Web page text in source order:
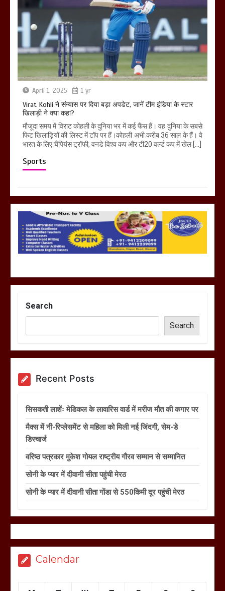
April 1, 2025 1 yr
Virat Kohli ने संन्यास पर दिया बड़ा अपडेट, जानें टीम इंडिया के स्टार
खिलाड़ी ने क्या कहा?
मौजूदा समय में विराट कोहली के दुनिया भर में कई फैंस हैं। वह दुनिया के सबसे
फिट खिलाड़ियों की लिस्ट में टॉप पर हैं।कोहली अभी करीब 36 साल के हैं। वे
भारत के लिए चैंपियंस ट्रॉफी, वनडे विश्व कप और टी20 वर्ल्ड कप में खेल […]
Sports
Search
Search
Recent Posts
सिसकती लाशेंः मेडिकल के लावारिस वार्ड में मरीज मौत की कगार पर
मैक्स में नी-रिप्लेसमेंट से महिला को मिली नई जिंदगी, सेम-डे
डिस्चार्ज
वरिष्ठ पत्रकार मुकेश गोयल राष्ट्रीय गौरव सम्मान से सम्मानित
सोनी के प्यार में दीवानी सीता पहुंची मेरठ
सोनी के प्यार में दीवानी सीता गोंडा से 550किमी दूर पहुंची मेरठ
Calendar